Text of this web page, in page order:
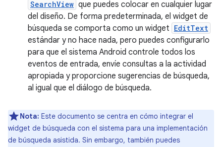
SearchView que puedes colocar en cualquier lugar
del diseño. De forma predeterminada, el widget de
búsqueda se comporta como un widget EditText
estándar y no hace nada, pero puedes configurarlo
para que el sistema Android controle todos los
eventos de entrada, envíe consultas a la actividad
apropiada y proporcione sugerencias de búsqueda,
al igual que el diálogo de búsqueda.
Nota: Este documento se centra en cómo integrar el
widget de búsqueda con el sistema para una implementación
de búsqueda asistida. Sin embargo, también puedes